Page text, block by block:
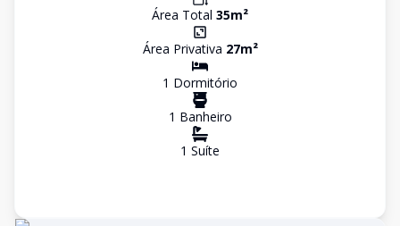
Área Total 35m²
Área Privativa 27m²
1 Dormitório
1 Banheiro
1 Suíte